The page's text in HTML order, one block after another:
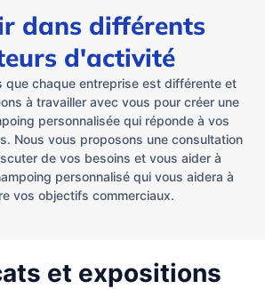
dans différents
d'activité
que chaque entreprise est différente et
à travailler avec vous pour créer une
personnalisée qui réponde à vos
Nous vous proposons une consultation
de vos besoins et vous aider à
personnalisé qui vous aidera à
vos objectifs commerciaux.
et expositions